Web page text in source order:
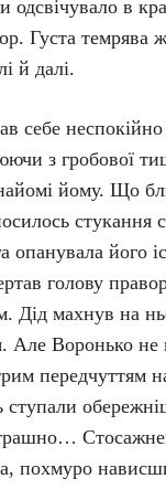
одсвічувало в
Густа темрява
й далі.
себе
з гробової
йому. Що
стукання
опанувала його
голову
Дід махнув на
Але Воронько не
передчуттям
ступали
похмуро